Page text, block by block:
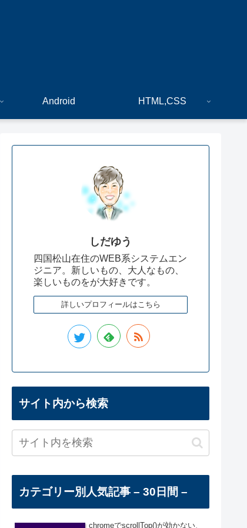
Android HTML,CSS
しだゆう
四国松山在住のWEB系システムエン
ジニア。新しいもの、大人なもの、
楽しいものをが大好きです。
詳しいプロフィールはこちら
サイト内から検索
カテゴリー別人気記事 – 30日間 –
chromeでscrollTop()が効かない、